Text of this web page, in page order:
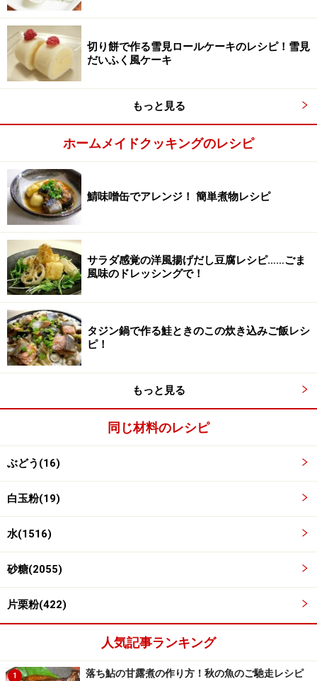
かき混ぜて再度レンジで加熱する
入り度取り出し、熱いうちに木ベラでかき混ぜます。蓋
をしてもう一度電子レンジで約2分加熱します。
レンジから取り出し、熱いうちによくかき混ぜると、白
切り餅で作る雪見ロールケーキのレシピ！雪見
だいふく風ケーキ
もっと見る
ホームメイドクッキングのレシピ
鯖味噌缶でアレンジ！ 簡単煮物レシピ
サラダ感覚の洋風揚げだし豆腐レシピ……ごま
風味のドレッシングで！
タジン鍋で作る鮭ときのこの炊き込みご飯レシ
ピ！
もっと見る
同じ材料のレシピ
ぶどう(16)
白玉粉(19)
水(1516)
砂糖(2055)
片栗粉(422)
人気記事ランキング
1 落ち鮎の甘露煮の作り方！秋の魚のご馳走レシピ